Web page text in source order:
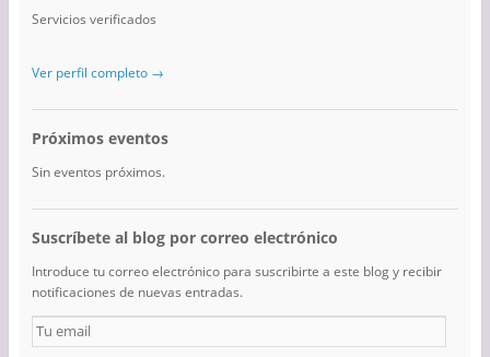
Servicios verificados
Ver perfil completo →
Próximos eventos
Sin eventos próximos.
Suscríbete al blog por correo electrónico
Introduce tu correo electrónico para suscribirte a este blog y recibir
notificaciones de nuevas entradas.
Tu
email